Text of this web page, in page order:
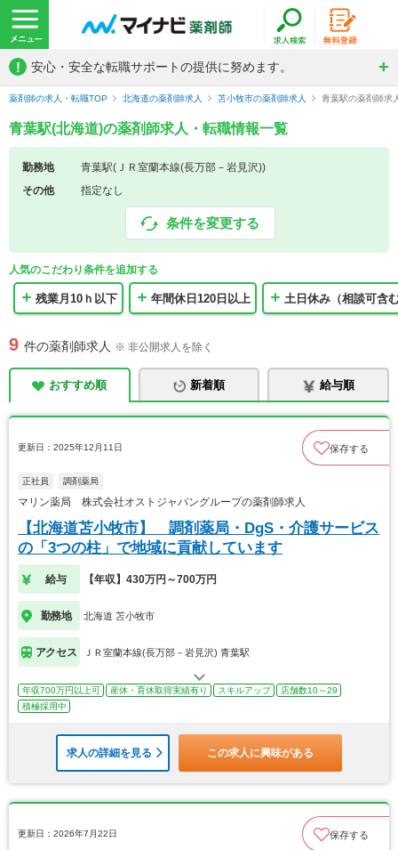
! 安心・安全な転職サポートの提供に努めます。
薬剤師の求人・転職TOP 北海道の薬剤師求人 苫小牧市の薬剤師求人 青葉駅の薬剤師求
青葉駅(北海道)の薬剤師求人・転職情報一覧
勤務地
青葉駅(ＪＲ室蘭本線(長万部－岩見沢))
その他
指定なし
条件を変更する
人気のこだわり条件を追加する
残業月10ｈ以下 年間休日120日以上 土日休み（相談可含
9 件の薬剤師求人 ※ 非公開求人を除く
おすすめ順 新着順 給与順
更新日：2025年12月11日 保存する
正社員 調剤薬局
マリン薬局 株式会社オストジャパングループの薬剤師求人
【北海道苫小牧市】 調剤薬局・DgS・介護サービス
の「3つの柱」で地域に貢献しています
給与 【年収】430万円～700万円
勤務地 北海道 苫小牧市
アクセス ＪＲ室蘭本線(長万部－岩見沢) 青葉駅
年収700万円以上可 産休・育休取得実績有り スキルアップ
店舗数10～29
積極採用中
求人の詳細を見る この求人に興味がある
更新日：2026年7月22日 保存する